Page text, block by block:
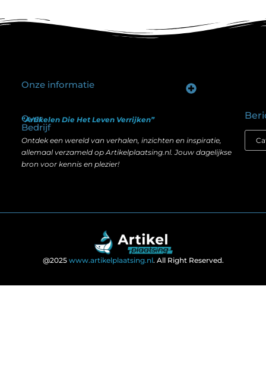
Over
Bedrijf
“Artikelen Die Het Leven Verrijken”
Ontdek een wereld van verhalen, inzichten en inspiratie,
allemaal verzameld op Artikelplaatsing.nl. Jouw dagelijkse
bron voor kennis en plezier!
Onze informatie
@2025 www.artikelplaatsing.nl. All Right Reserved.